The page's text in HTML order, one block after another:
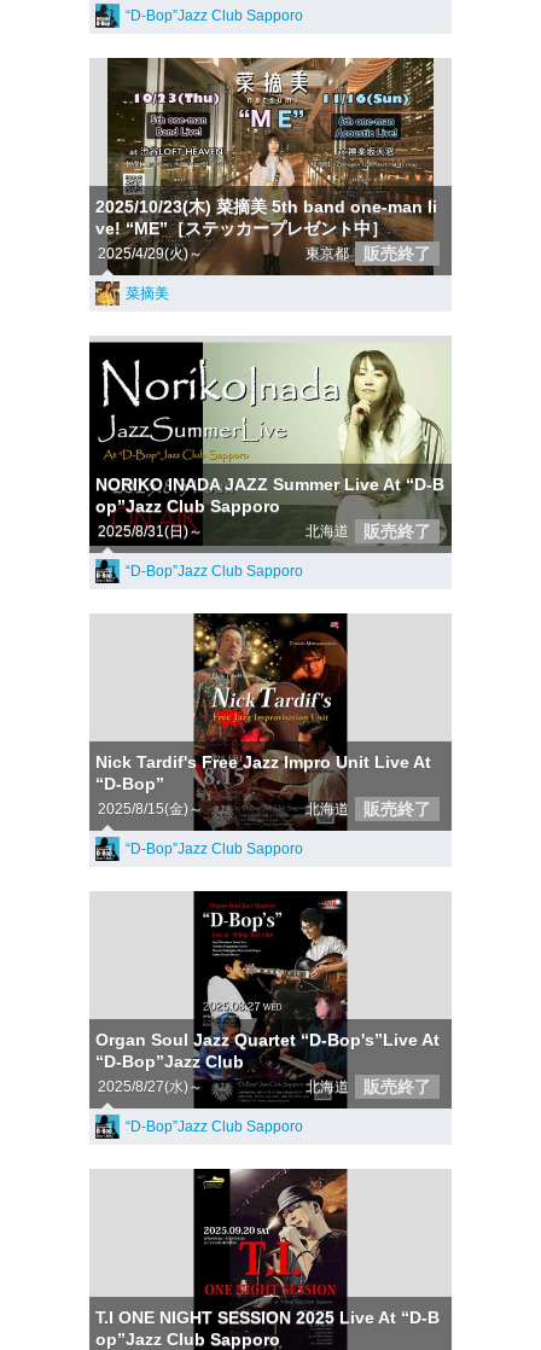
“D-Bop”Jazz Club Sapporo
2025/10/23(木) 菜摘美 5th band one-man li
ve! “ME”［ステッカープレゼント中］
2025/4/29(火)～ 東京都 販売終了
菜摘美
NORIKO INADA JAZZ Summer Live At “D-B
op”Jazz Club Sapporo
2025/8/31(日)～ 北海道 販売終了
“D-Bop”Jazz Club Sapporo
Nick Tardif's Free Jazz Impro Unit Live At
“D-Bop”
2025/8/15(金)～ 北海道 販売終了
“D-Bop”Jazz Club Sapporo
Organ Soul Jazz Quartet “D-Bop's”Live At
“D-Bop”Jazz Club
2025/8/27(水)～ 北海道 販売終了
“D-Bop”Jazz Club Sapporo
T.I ONE NIGHT SESSION 2025 Live At “D-B
op”Jazz Club Sapporo